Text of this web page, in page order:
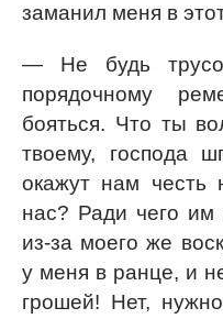
заманил меня в
— Не будь
порядочному
бояться. Что ты
твоему, господа
окажут нам честь
нас? Ради чего им
из-за моего же
у меня в ранце, и
грошей! Нет,